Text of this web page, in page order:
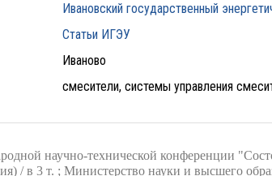
Ивановский государственный
Статьи ИГЭУ
Иваново
смесители, системы управления
научно-технической конференции
/ в 3 т. ; Министерство науки и высшего